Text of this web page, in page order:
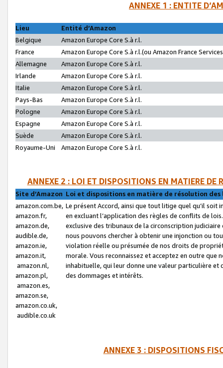
ANNEXE 1 : ENTITE
Lieu
Entité d’Amazon
Belgique
Amazon Europe Core S.à r.l.
France
Amazon Europe Core S.à r.l.(ou Amazon France
Allemagne
Amazon Europe Core S.à r.l.
Irlande
Amazon Europe Core S.à r.l.
Italie
Amazon Europe Core S.à r.l.
Pays-Bas
Amazon Europe Core S.à r.l.
Pologne
Amazon Europe Core S.à r.l.
Espagne
Amazon Europe Core S.à r.l.
Suède
Amazon Europe Core S.à r.l.
Royaume-Uni
Amazon Europe Core S.à r.l.
ANNEXE 2 : LOI ET DISPOSITIONS EN MATIERE DE
Site d’Amazon Loi et dispositions en matière de résolution
amazon.com.be,
amazon.fr,
amazon.de,
audible.de,
amazon.ie,
amazon.it,
amazon.nl,
amazon.pl,
amazon.es,
amazon.se,
amazon.co.uk,
audible.co.uk
Le présent Accord, ainsi que tout litige quel qu’il soit
en excluant l’application des règles de conflits de
exclusive des tribunaux de la circonscription
nous pouvons chercher à obtenir une injonction ou
violation réelle ou présumée de nos droits de
morale. Vous reconnaissez et acceptez en outre que
inhabituelle, qui leur donne une valeur particulière
des dommages et intérêts.
ANNEXE 3 : DISPOSITIONS